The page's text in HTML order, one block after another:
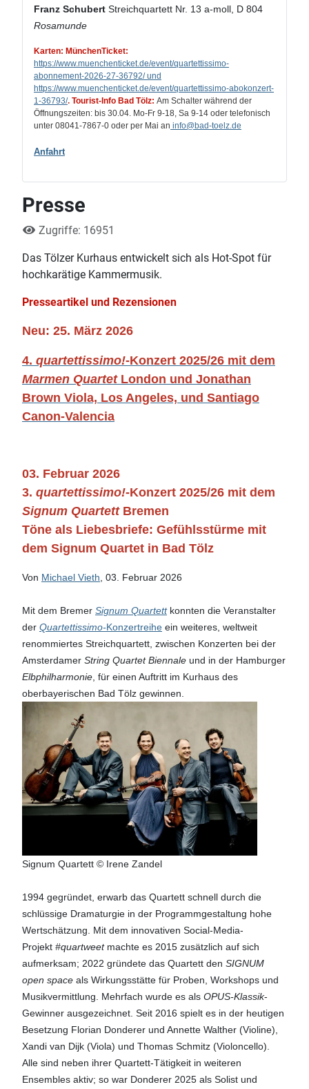
Franz Schubert Streichquartett Nr. 13 a-moll, D 804
Rosamunde
Karten: MünchenTicket:
https://www.muenchenticket.de/event/quartettissimo-
abonnement-2026-27-36792/ und
https://www.muenchenticket.de/event/quartettissimo-abokonzert-
1-36793/. Tourist-Info Bad Tölz: Am Schalter während der
Öffnungszeiten: bis 30.04. Mo-Fr 9-18, Sa 9-14 oder telefonisch
unter 08041-7867-0 oder per Mai an info@bad-toelz.de
Anfahrt
Presse
Zugriffe: 16951
Das Tölzer Kurhaus entwickelt sich als Hot-Spot für
hochkarätige Kammermusik.
Presseartikel und Rezensionen
Neu: 25. März 2026
4. quartettissimo!-Konzert 2025/26 mit dem
Marmen QuartetLondon und Jonathan
Brown Viola, Los Angeles, und Santiago
Canon-Valencia
03. Februar 2026
3. quartettissimo!-Konzert 2025/26 mit dem
Signum QuartettBremen
Töne als Liebesbriefe: Gefühlsstürme mit
dem Signum Quartet in Bad Tölz
Von Michael Vieth , 03. Februar 2026
Mit dem Bremer Signum Quartett konnten die Veranstalter
der Quartettissimo-Konzertreihe ein weiteres, weltweit
renommiertes Streichquartett, zwischen Konzerten bei der
Amsterdamer String Quartet Biennale und in der Hamburger
Elbphilharmonie , für einen Auftritt im Kurhaus des
oberbayerischen Bad Tölz gewinnen.
Signum Quartett © Irene Zandel
1994 gegründet, erwarb das Quartett schnell durch die
schlüssige Dramaturgie in der Programmgestaltung hohe
Wertschätzung. Mit dem innovativen Social-Media-
Projekt #quartweetmachte es 2015 zusätzlich auf sich
aufmerksam; 2022 gründete das Quartett den SIGNUM
open space als Wirkungsstätte für Proben, Workshops und
Musikvermittlung. Mehrfach wurde es als OPUS-Klassik-
Gewinner ausgezeichnet. Seit 2016 spielt es in der heutigen
Besetzung Florian Donderer und Annette Walther (Violine),
Xandi van Dijk (Viola) und Thomas Schmitz (Violoncello).
Alle sind neben ihrer Quartett-Tätigkeit in weiteren
Ensembles aktiv; so war Donderer 2025 als Solist und